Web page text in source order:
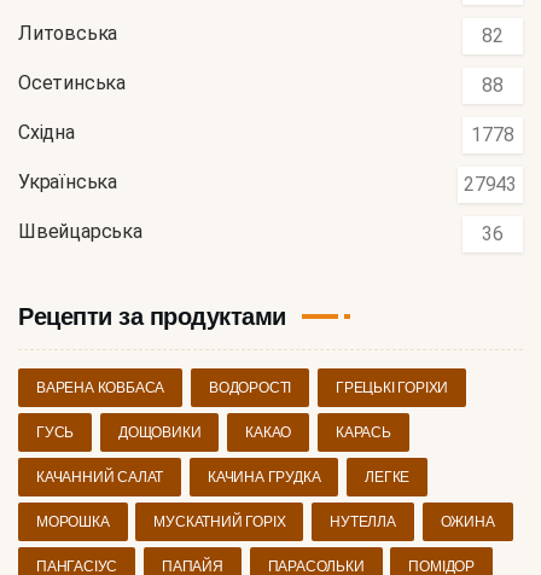
Литовська 82
Осетинська 88
Східна 1778
Українська 27943
Швейцарська 36
Рецепти за продуктами
ВАРЕНА КОВБАСА ВОДОРОСТІ ГРЕЦЬКІ ГОРІХИ
ГУСЬ ДОЩОВИКИ КАКАО КАРАСЬ
КАЧАННИЙ САЛАТ КАЧИНА ГРУДКА ЛЕГКЕ
МОРОШКА МУСКАТНИЙ ГОРІХ НУТЕЛЛА ОЖИНА
ПАНГАСІУС ПАПАЙЯ ПАРАСОЛЬКИ ПОМІДОР